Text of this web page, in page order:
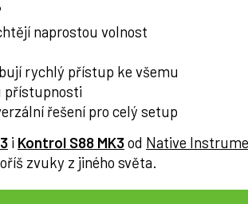
naprostou volnost
rychlý přístup ke všemu
přístupnosti
řešení pro celý setup
i Kontrol S88 MK3od Native
zvuky z jiného světa.